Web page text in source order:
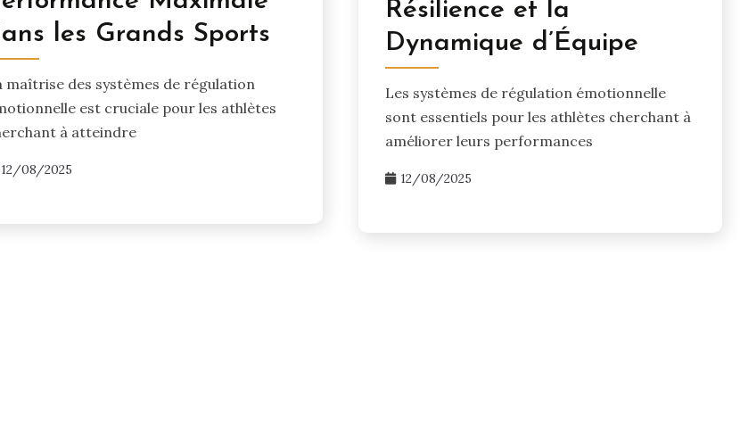
Résilience et la
Dynamique d’Équipe
Les systèmes de régulation émotionnelle
sont essentiels pour les athlètes cherchant à
améliorer leurs performances
12/08/2025
les Grands Sports
maîtrise des systèmes de régulation
est cruciale pour les athlètes
à atteindre
12/08/2025